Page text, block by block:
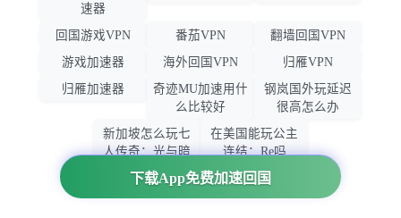
下载App免费加速回国
速器
回国游戏VPN 番茄VPN
翻墙回国VPN
游戏加速器
海外回国VPN
归雁VPN
归雁加速器
奇迹MU加速用什
么比较好
钢岚国外玩延迟
很高怎么办
新加坡怎么玩七
人传奇：光与暗
之交战
在美国能玩公主
连结：Re吗